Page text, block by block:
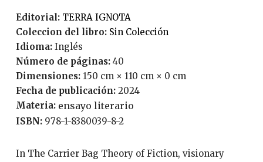
Editorial:
TERRA IGNOTA
Coleccion del libro:
Sin Colección
Idioma: Inglés
Número de páginas:
40
Dimensiones: 150 cm × 110 cm × 0 cm
Fecha de publicación:
2024
Materia: ensayo literario
ISBN: 978-1-8380039-8-2
In The Carrier Bag Theory of Fiction, visionary